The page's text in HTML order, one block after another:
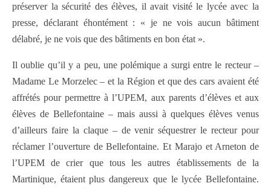
préserver la sécurité des élèves, il avait visité le lycée avec la
presse, déclarant éhontément : « je ne vois aucun bâtiment
délabré, je ne vois que des bâtiments en bon état ».
Il oublie qu’il y a peu, une polémique a surgi entre le recteur –
Madame Le Morzelec – et la Région et que des cars avaient été
affrétés pour permettre à l’UPEM, aux parents d’élèves et aux
élèves de Bellefontaine – mais aussi à quelques élèves venus
d’ailleurs faire la claque – de venir séquestrer le recteur pour
réclamer l’ouverture de Bellefontaine. Et Marajo et Arneton de
l’UPEM de crier que tous les autres établissements de la
Martinique, étaient plus dangereux que le lycée Bellefontaine.